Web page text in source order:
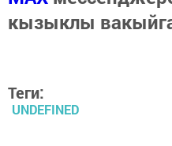
кызыклы
Теги:
UNDEFINED